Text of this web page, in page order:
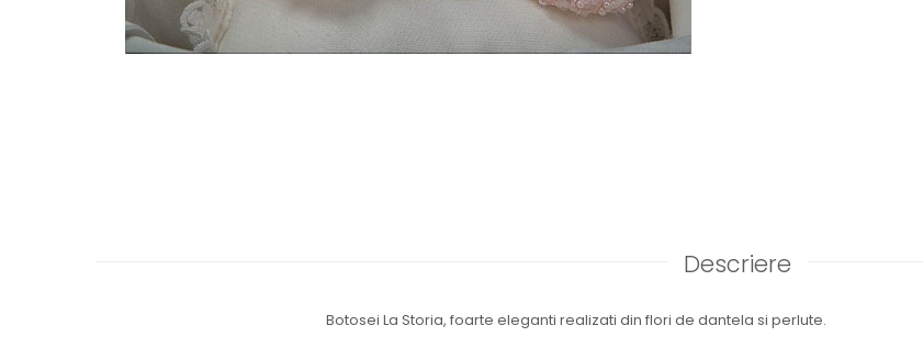
Descriere
Botosei La Storia, foarte eleganti realizati din flori de dantela si perlute.